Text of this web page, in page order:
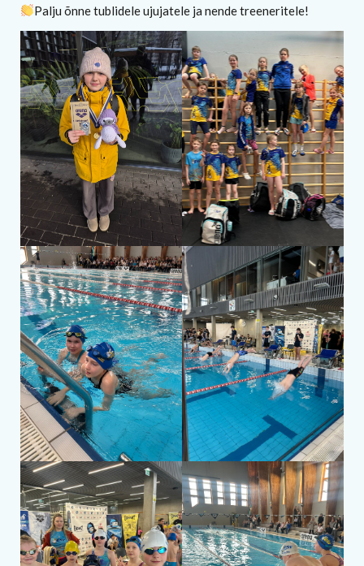
Palju õnne tublidele ujujatele ja nende treeneritele!